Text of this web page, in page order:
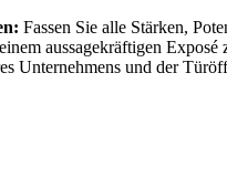
Fassen Sie alle Stärken,
aussagekräftigen Exposé
Unternehmens und der